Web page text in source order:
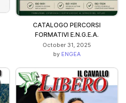
CATALOGO PERCORSI
FORMATIVI E.N.G.E.A.
October 31, 2025
by ENGEA